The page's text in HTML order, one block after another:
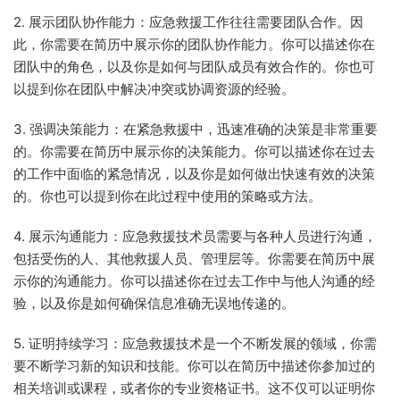
2. 展示团队协作能力：应急救援工作往往需要团队合作。因
此，你需要在简历中展示你的团队协作能力。你可以描述你在
团队中的角色，以及你是如何与团队成员有效合作的。你也可
以提到你在团队中解决冲突或协调资源的经验。
3. 强调决策能力：在紧急救援中，迅速准确的决策是非常重要
的。你需要在简历中展示你的决策能力。你可以描述你在过去
的工作中面临的紧急情况，以及你是如何做出快速有效的决策
的。你也可以提到你在此过程中使用的策略或方法。
4. 展示沟通能力：应急救援技术员需要与各种人员进行沟通，
包括受伤的人、其他救援人员、管理层等。你需要在简历中展
示你的沟通能力。你可以描述你在过去工作中与他人沟通的经
验，以及你是如何确保信息准确无误地传递的。
5. 证明持续学习：应急救援技术是一个不断发展的领域，你需
要不断学习新的知识和技能。你可以在简历中描述你参加过的
相关培训或课程，或者你的专业资格证书。这不仅可以证明你